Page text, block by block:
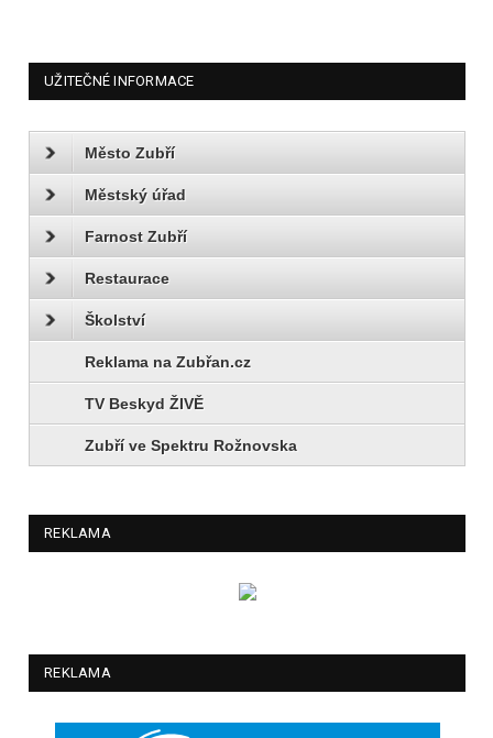
UŽITEČNÉ INFORMACE
Město Zubří
Městský úřad
Farnost Zubří
Restaurace
Školství
Reklama na Zubřan.cz
TV Beskyd ŽIVĚ
Zubří ve Spektru Rožnovska
REKLAMA
REKLAMA